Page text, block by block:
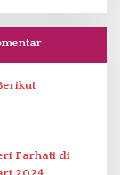
Farhati di